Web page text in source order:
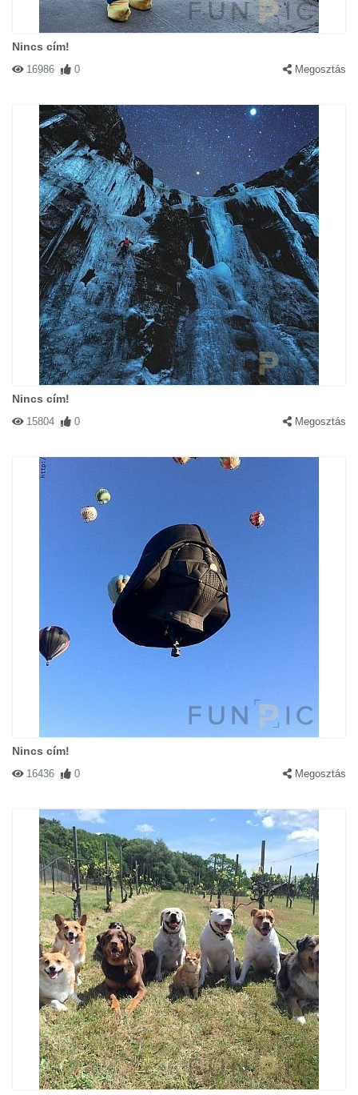
Nincs cím!
16986 0 Megosztás
Nincs cím!
15804 0 Megosztás
Nincs cím!
16436 0 Megosztás